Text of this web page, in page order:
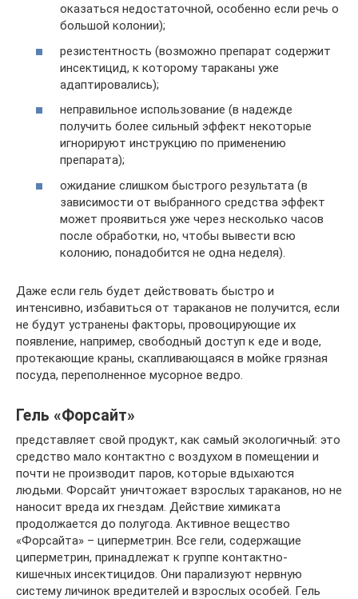
оказаться недостаточной, особенно если речь о
большой колонии);
резистентность (возможно препарат содержит
инсектицид, к которому тараканы уже
адаптировались);
неправильное использование (в надежде
получить более сильный эффект некоторые
игнорируют инструкцию по применению
препарата);
ожидание слишком быстрого результата (в
зависимости от выбранного средства эффект
может проявиться уже через несколько часов
после обработки, но, чтобы вывести всю
колонию, понадобится не одна неделя).
Даже если гель будет действовать быстро и
интенсивно, избавиться от тараканов не получится, если
не будут устранены факторы, провоцирующие их
появление, например, свободный доступ к еде и воде,
протекающие краны, скапливающаяся в мойке грязная
посуда, переполненное мусорное ведро.
Гель «Форсайт»
представляет свой продукт, как самый экологичный: это
средство мало контактно с воздухом в помещении и
почти не производит паров, которые вдыхаются
людьми. Форсайт уничтожает взрослых тараканов, но не
наносит вреда их гнездам. Действие химиката
продолжается до полугода. Активное вещество
«Форсайта» – циперметрин. Все гели, содержащие
циперметрин, принадлежат к группе контактно-
кишечных инсектицидов. Они парализуют нервную
систему личинок вредителей и взрослых особей. Гель